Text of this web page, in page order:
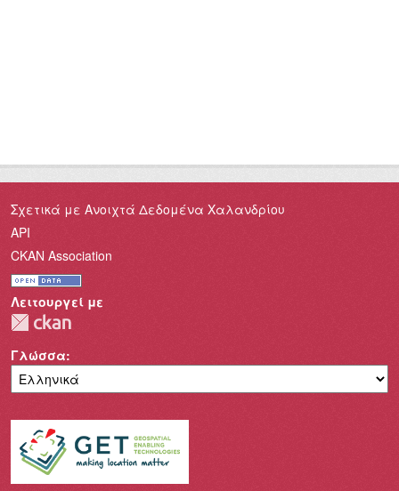
Σχετικά με Ανοιχτά Δεδομένα Χαλανδρίου
API
CKAN Association
Λειτουργεί με
Γλώσσα